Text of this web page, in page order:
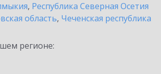
, Республика Северная Осетия
область, Чеченская республика
регионе: